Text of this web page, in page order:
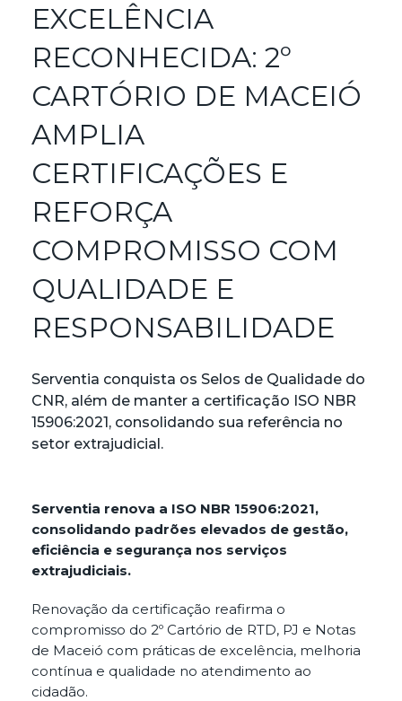
EXCELÊNCIA
RECONHECIDA: 2º
CARTÓRIO DE MACEIÓ
AMPLIA
CERTIFICAÇÕES E
REFORÇA
COMPROMISSO COM
QUALIDADE E
RESPONSABILIDADE
Serventia conquista os Selos de Qualidade do
CNR, além de manter a certificação ISO NBR
15906:2021, consolidando sua referência no
setor extrajudicial.
Serventia renova a ISO NBR 15906:2021,
consolidando padrões elevados de gestão,
eficiência e segurança nos serviços
extrajudiciais.
Renovação da certificação reafirma o
compromisso do 2º Cartório de RTD, PJ e Notas
de Maceió com práticas de excelência, melhoria
contínua e qualidade no atendimento ao
cidadão.